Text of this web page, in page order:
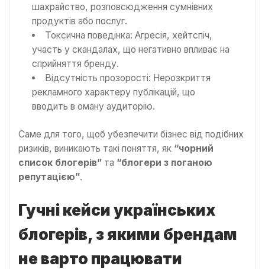
шахрайство, розповсюдження сумнівних
продуктів або послуг.
Токсична поведінка: Агресія, хейтспіч,
участь у скандалах, що негативно впливає на
сприйняття бренду.
Відсутність прозорості: Нерозкриття
рекламного характеру публікацій, що
вводить в оману аудиторію.
Саме для того, щоб убезпечити бізнес від подібних
ризиків, виникають такі поняття, як “чорний
список блогерів” та “блогери з поганою
репутацією”.
Гучні кейси українських
блогерів, з якими брендам
не варто працювати